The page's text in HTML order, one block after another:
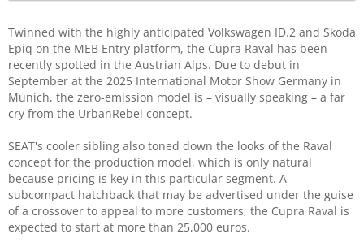
Twinned with the highly anticipated Volkswagen ID.2 and Skoda
Epiq on the MEB Entry platform, the Cupra Raval has been
recently spotted in the Austrian Alps. Due to debut in
September at the 2025 International Motor Show Germany in
Munich, the zero-emission model is – visually speaking – a far
cry from the UrbanRebel concept.
SEAT's cooler sibling also toned down the looks of the Raval
concept for the production model, which is only natural
because pricing is key in this particular segment. A
subcompact hatchback that may be advertised under the guise
of a crossover to appeal to more customers, the Cupra Raval is
expected to start at more than 25,000 euros.